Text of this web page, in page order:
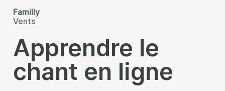
Familly
Vents
Apprendre le
chant en ligne